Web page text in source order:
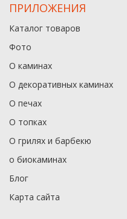
ПРИЛОЖЕНИЯ
Каталог товаров
Фото
О каминах
О декоративных каминах
О печах
О топках
О грилях и барбекю
о биокаминах
Блог
Карта сайта